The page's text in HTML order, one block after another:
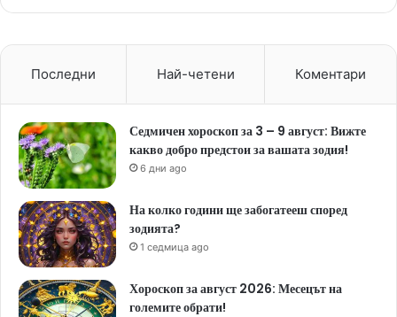
Последни Най-четени Коментари
Седмичен хороскоп за 3 – 9 август: Вижте
какво добро предстои за вашата зодия!
6 дни ago
На колко години ще забогатееш според
зодията?
1 седмица ago
Хороскоп за август 2026: Месецът на
големите обрати!